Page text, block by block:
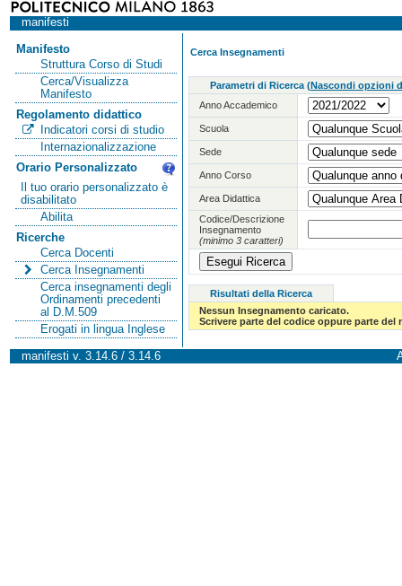
manifesti
Manifesto
Struttura Corso di Studi
Cerca/Visualizza
Manifesto
Regolamento didattico
Indicatori corsi di studio
Internazionalizzazione
Orario Personalizzato
Il tuo orario personalizzato è
disabilitato
Abilita
Ricerche
Cerca Docenti
Cerca Insegnamenti
Cerca insegnamenti degli
Ordinamenti precedenti
al D.M.509
Erogati in lingua Inglese
Cerca Insegnamenti
Parametri di Ricerca (Nascondi opzioni
Anno Accademico
Scuola
Sede
Anno Corso
Area Didattica
Codice/Descrizione
Insegnamento
(minimo 3 caratteri)
Risultati della Ricerca
Nessun Insegnamento caricato.
Scrivere parte del codice oppure parte
manifesti v. 3.14.6 / 3.14.6